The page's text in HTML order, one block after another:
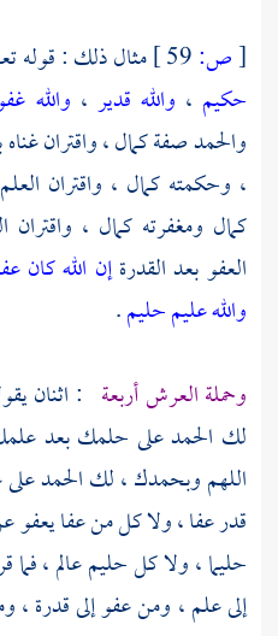
[ص: مثال ذلك : قوله
حكيم ، والله قدير ، والله
والحمد صفة كمال ، واقتران
، وحكمته كمال ، واقتران
كمال ومغفرته كمال ، واقتران
العفو بعد القدرةإن الله كان
والله عليم حليم.
وحملة العرش أربعة : اثنان
لك الحمد على حلمك بعد
اللهم وبحمدك ، لك الحمد
قدر عفا ، ولا كل من عفا
حليما ، ولا كل حليم عالم ،
إلى علم ، ومن عفو إلى قدرة ،